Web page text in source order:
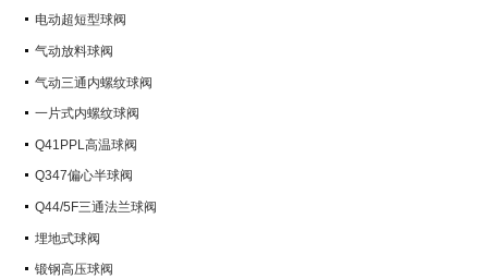
电动超短型球阀
气动放料球阀
气动三通内螺纹球阀
一片式内螺纹球阀
Q41PPL高温球阀
Q347偏心半球阀
Q44/5F三通法兰球阀
埋地式球阀
锻钢高压球阀